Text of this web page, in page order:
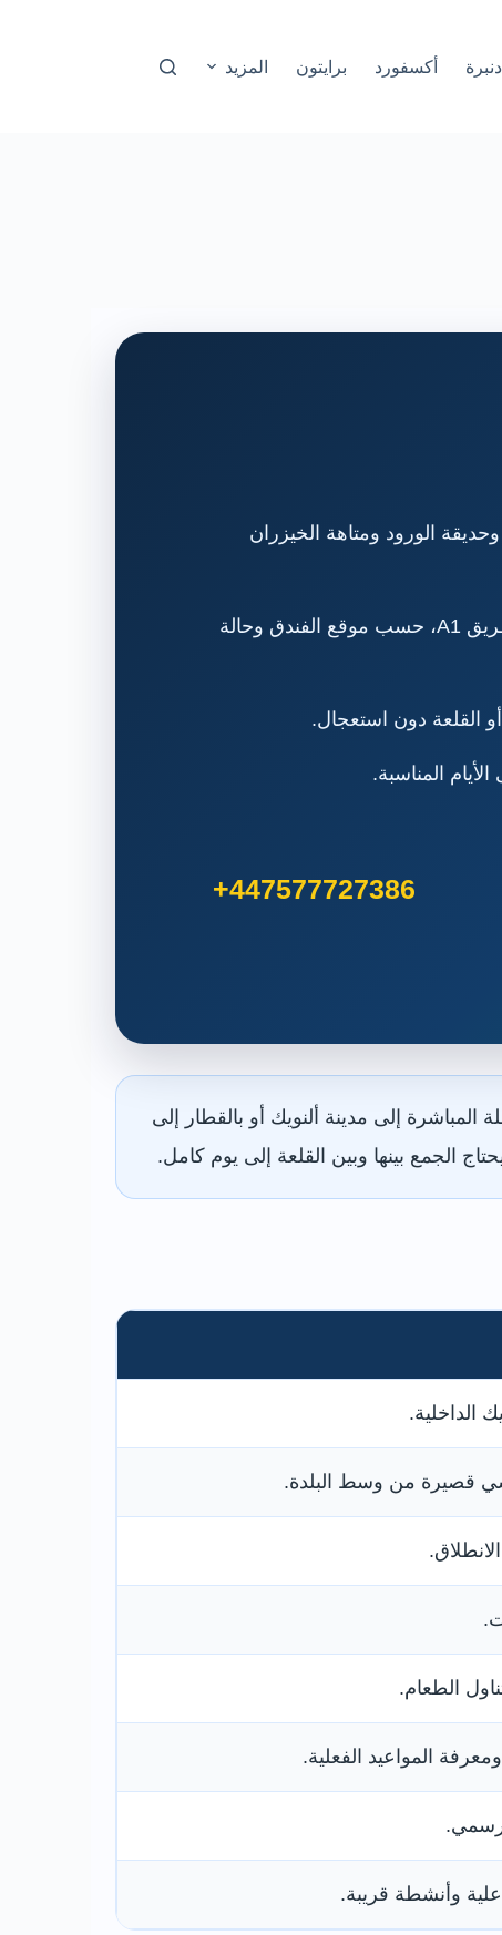
إدنبرة أكسفورد برايتون المزيد
الورود ومتاهة الخيزران
تبعد الحديقة نحو 56 كيلومترًا شمال نيوكاسل، وتستغرق الرحلة بالسيارة عادةً من 50 إلى 70 دقيقة عبر طريق A1، حسب موقع الفندق وحالة
القلعة دون استعجال.
المناسبة.
+447577727386
إلى مدينة ألنويك أو بالقطار إلى
الداخلية.
قصيرة من وسط البلدة.
الطعام.
المواعيد الفعلية.
وأنشطة قريبة.